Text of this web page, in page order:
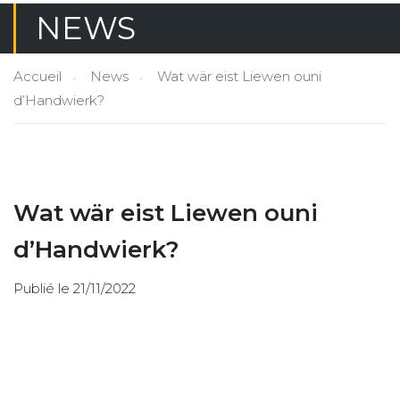
NEWS
Accueil News
Wat wär eist Liewen ouni
d’Handwierk?
Wat wär eist Liewen ouni
d’Handwierk?
Publié le 21/11/2022